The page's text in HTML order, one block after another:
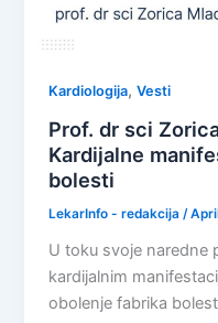
Kardiologija,Vesti
Prof. dr sci
Kardijalne
bolesti
LekarInfo - redakcija /
U toku svoje naredne
kardijalnim
obolenje fabrika